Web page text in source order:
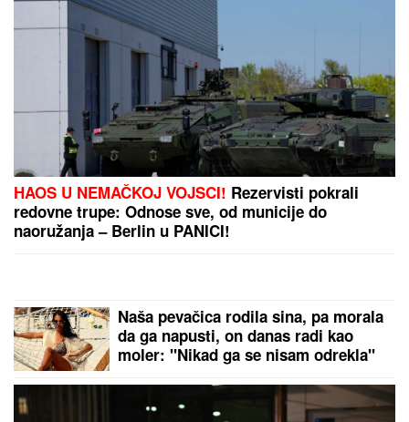
"IZMEĐU JELENE I MENE NIKADA
NIŠTA NIJE BILO"
Rale se oglasio nakon što je Ana
pretila Slobinoj ženi: "Našao sam se
između prijatelja i žene koju volim
najviše na svetu!"
(VIDEO) MARIJANA MATEUS ĐUSKA
ISPRED BINEUhvatili smo je na
Cecinom koncertu, u miniću
pokazala izvajane noge, u publici i
ova poznata pevačica uživa sa